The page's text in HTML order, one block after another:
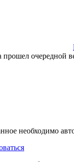
прошел очередной
необходимо